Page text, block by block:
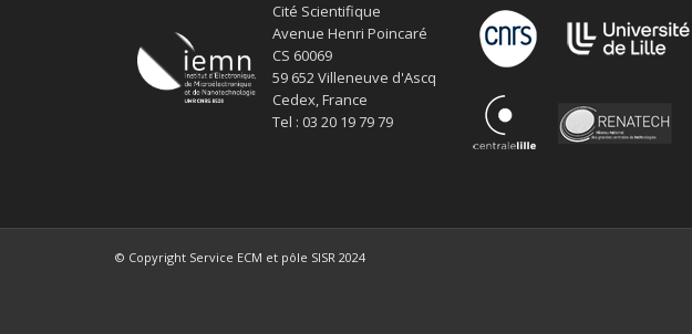
Cité Scientifique
Avenue Henri Poincaré
CS 60069
59 652 Villeneuve d'Ascq
Cedex, France
Tel : 03 20 19 79 79
© Copyright Service ECM et pôle SISR 2024